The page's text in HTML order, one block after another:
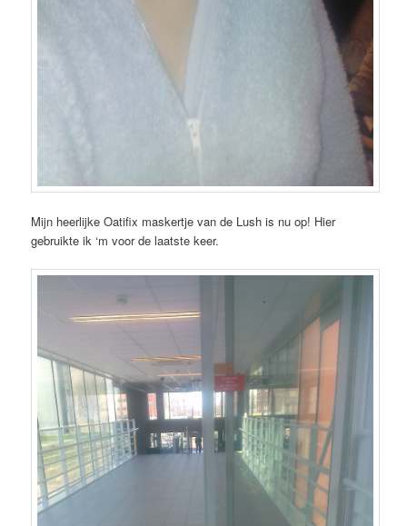
Mijn heerlijke Oatifix maskertje van de Lush is nu op! Hier
gebruikte ik ‘m voor de laatste keer.